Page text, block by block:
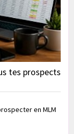
tes prospects
en MLM